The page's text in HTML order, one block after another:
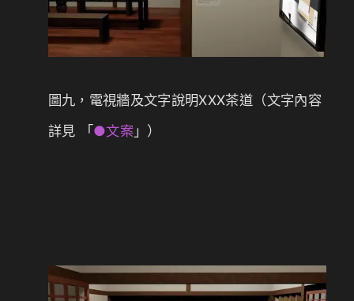
圖九，電視牆及文字說明XXX茶道（文字內容
詳見 「●文案」）